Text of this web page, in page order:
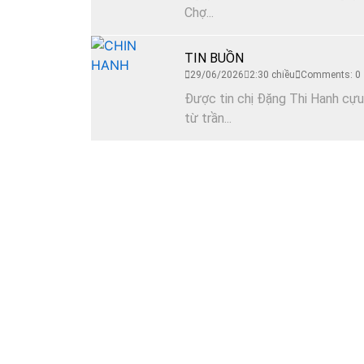
Chợ...
TIN BUỒN
29/06/2026 2:30 chiều Comments: 0
Được tin chị Đặng Thi Hanh
từ trần...